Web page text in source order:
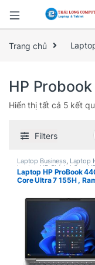
Trang chủ
HP
Hiển thị tất cả 5 kết
Filters
Laptop Business, Laptop
Laptop HP Chính hãng ,
Probook Chính Hãng
Laptop HP ProBook
Core Ultra 7 155H ,
WUXGA , Win 11 Pro (